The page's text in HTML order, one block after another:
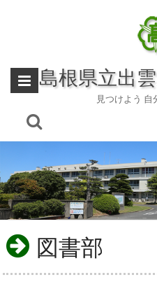
島根県立出
見つけよう 自
図書部